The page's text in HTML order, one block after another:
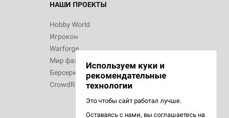
НАШИ ПРОЕКТЫ
Hobby World
Игрокон
Warforge
Мир фантастики
Берсерк
CrowdRepublic
Используем куки и
рекомендательные
технологии
Это чтобы сайт работал лучше.
Оставаясь с нами, вы соглашаетесь на